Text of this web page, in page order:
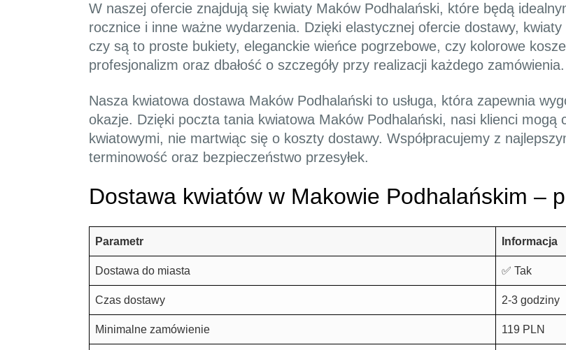
W naszej ofercie znajdują się kwiaty Maków Podhalański, które będą
rocznice i inne ważne wydarzenia. Dzięki elastycznej ofercie dostawy,
czy są to proste bukiety, eleganckie wieńce pogrzebowe, czy kolorowe
profesjonalizm oraz dbałość o szczegóły przy realizacji każdego zamówienia.
Nasza kwiatowa dostawa Maków Podhalański to usługa, która zapewnia
okazje. Dzięki poczta tania kwiatowa Maków Podhalański, nasi klienci mogą
kwiatowymi, nie martwiąc się o koszty dostawy. Współpracujemy z
terminowość oraz bezpieczeństwo przesyłek.
Dostawa kwiatów w Makowie Podhalańskim –
Parametr Informacja
Dostawa do miasta ✅ Tak
Czas dostawy 2-3 godziny
Minimalne zamówienie 119 PLN